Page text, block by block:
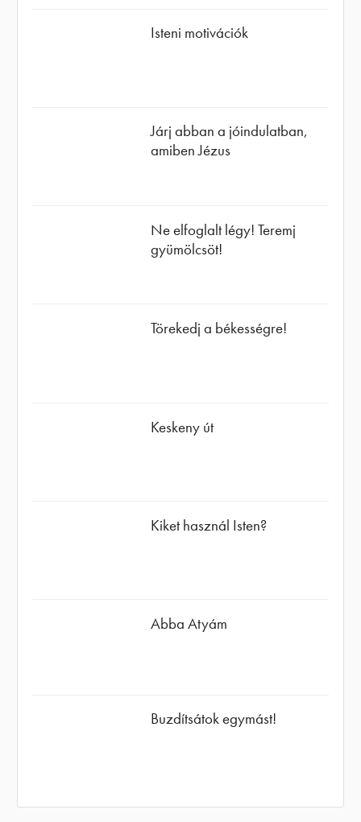
Isteni motivációk
Járj abban a jóindulatban,
amiben Jézus
Ne elfoglalt légy! Teremj
gyümölcsöt!
Törekedj a békességre!
Keskeny út
Kiket használ Isten?
Abba Atyám
Buzdítsátok egymást!